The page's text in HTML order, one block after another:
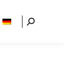
Search: